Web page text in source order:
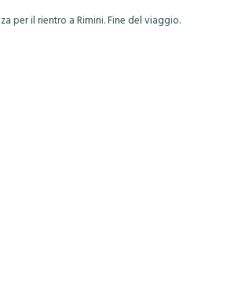
per il rientro a Rimini. Fine del viaggio.